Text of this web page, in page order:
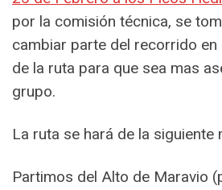
por la comisión técnica, se
cambiar parte del recorrido en
de la ruta para que sea mas
grupo.
La ruta se hará de la siguiente
Partimos del Alto de Maravio